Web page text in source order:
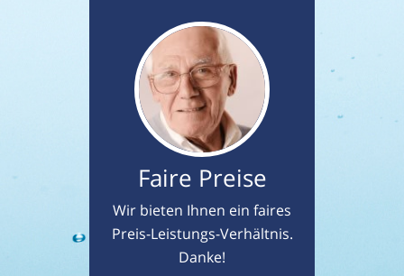
Faire Preise
Wir bieten Ihnen ein faires
Preis-Leistungs-Verhältnis.
Danke!